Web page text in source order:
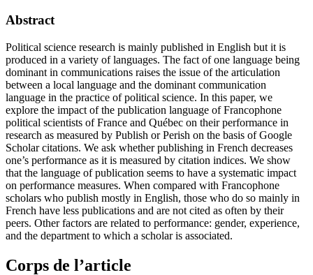
Abstract
Political science research is mainly published in English but it is
produced in a variety of languages. The fact of one language being
dominant in communications raises the issue of the articulation
between a local language and the dominant communication
language in the practice of political science. In this paper, we
explore the impact of the publication language of Francophone
political scientists of France and Québec on their performance in
research as measured by Publish or Perish on the basis of Google
Scholar citations. We ask whether publishing in French decreases
one’s performance as it is measured by citation indices. We show
that the language of publication seems to have a systematic impact
on performance measures. When compared with Francophone
scholars who publish mostly in English, those who do so mainly in
French have less publications and are not cited as often by their
peers. Other factors are related to performance: gender, experience,
and the department to which a scholar is associated.
Corps de l’article